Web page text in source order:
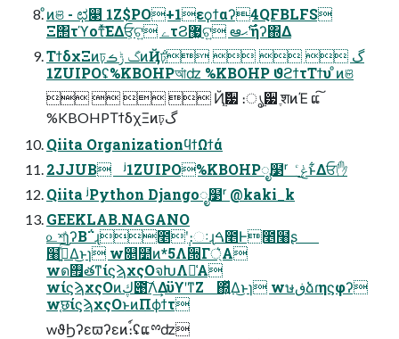
ͦͷଞ - ಛ௃ 1Z$PO+1εϙϯαʔ4QFBLFS
Ξ΢τϓοτͯ͘͠ΕΔਓ͕ଟ͍ ےτϨ޷͖ଟ͍ ఆ࣌ޙʹ֨ήʔ΍Δ
ΤϯδχΞͷঢ়گ ݱࡏͷҊ݅ঢ়گ    
1ZUIPOʢ%KBOHPআ͘ʣ %KBOHP ϑϩϯτΤϯυ ͦͷଞ
    Ҋ࣮݅੷ ։ൃ࣮੷ ֶशͷΈ ແ͠
%KBOHPΤϯδχΞͷঢ়گ
Qiita OrganizationϥϯΩϯά
2JJUB ʲ1ZUIPO%KBOHPೖ໳ʳ ݟͨ͜ͱ͋Δਓ✋
Qiita ʲPython Djangoೖ໳ʳ @kaki_k
GEEKLAB.NAGANO
௨শɿ͗ʔΒ΅ɻ೥݄ʹ։ઃɻࠓ೥Ͱ೥໨ʂ
໨ࢦ͍ͯ͠Δ͜ͱɿ w௕໺ͷ*5Λ੝Γ্͛Α͏
wด࠯తͳίϛϡχςΟจԽΛม͑Α͏
wίϛϡχςΟͷڮ౉͠Λ͢ΔϋϒʹͳΖ͏ ΍͍ͬͯΔ͜ͱɿ wษڧձɾηϛφʔ
w֤छίϛϡχςΟͱͷΠϕϯτ
wϑϦʔεϖʔεͷ։์ʢແྉʣ